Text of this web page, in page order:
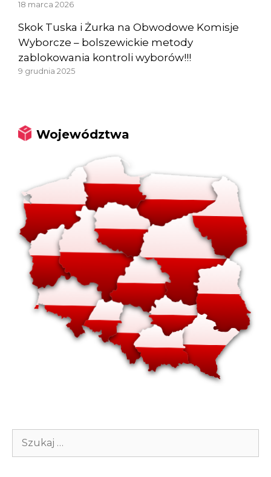
18 marca 2026
Skok Tuska i Żurka na Obwodowe Komisje
Wyborcze – bolszewickie metody
zablokowania kontroli wyborów!!!
9 grudnia 2025
Województwa
Szukaj: